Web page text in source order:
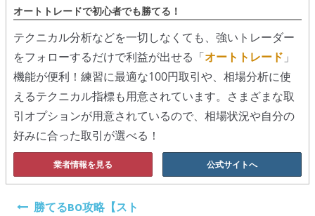
オートトレードで初心者でも勝てる！
テクニカル分析などを一切しなくても、強いトレーダー
をフォローするだけで利益が出せる「オートトレード 」
機能が便利！練習に最適な100円取引や、相場分析に使
えるテクニカル指標も用意されています。さまざまな取
引オプションが用意されているので、相場状況や自分の
好みに合った取引が選べる！
業者情報を見る 公式サイトへ
勝てるBO攻略【スト